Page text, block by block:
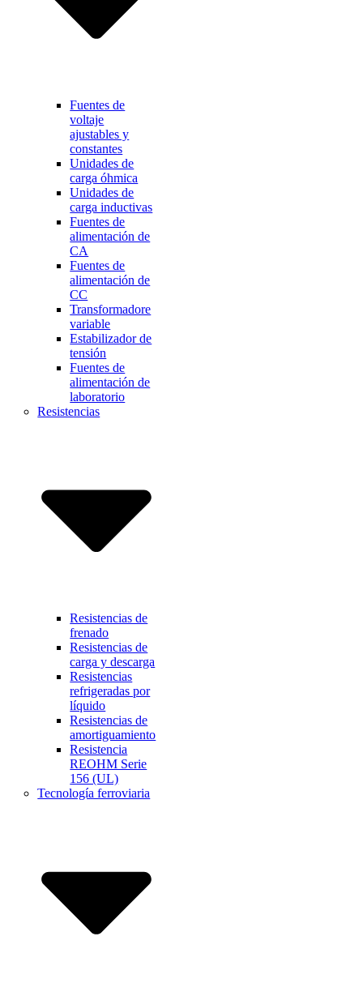
Fuentes de
voltaje
ajustables y
constantes
Unidades de
carga óhmica
Unidades de
carga inductivas
Fuentes de
alimentación de
CA
Fuentes de
alimentación de
CC
Transformadore
variable
Estabilizador de
tensión
Fuentes de
alimentación de
laboratorio
Resistencias
Resistencias de
frenado
Resistencias de
carga y descarga
Resistencias
refrigeradas por
líquido
Resistencias de
amortiguamiento
Resistencia
REOHM Serie
156 (UL)
Tecnología ferroviaria